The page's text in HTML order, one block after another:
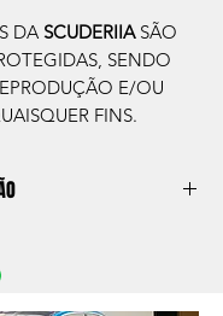
DA SCUDERIIA SÃO
SENDO
E/OU
FINS.
após a confirmação de
com o envio